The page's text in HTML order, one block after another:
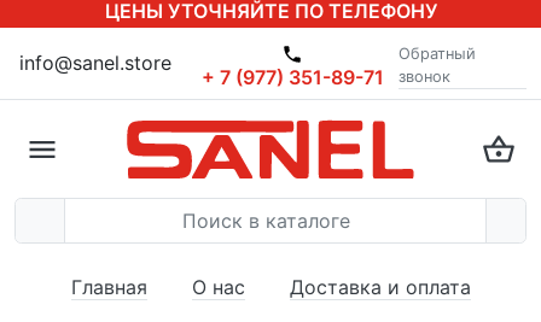
ЦЕНЫ УТОЧНЯЙТЕ ПО ТЕЛЕФОНУ
info@sanel.store
+ 7 (977) 351-89-71
Обратный
звонок
Главная О нас
Доставка и оплата